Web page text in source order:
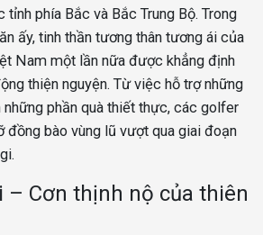
phía Bắc và Bắc Trung Bộ. Trong
ấy, tinh thần tương thân tương ái của
Nam một lần nữa được khẳng định
thiện nguyện. Từ việc hỗ trợ những
những phần quà thiết thực, các golfer
đồng bào vùng lũ vượt qua giai đoạn
– Cơn thịnh nộ của thiên